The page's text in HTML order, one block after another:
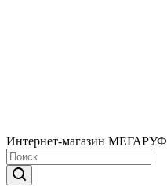
Интернет-магазин МЕГАРУФ